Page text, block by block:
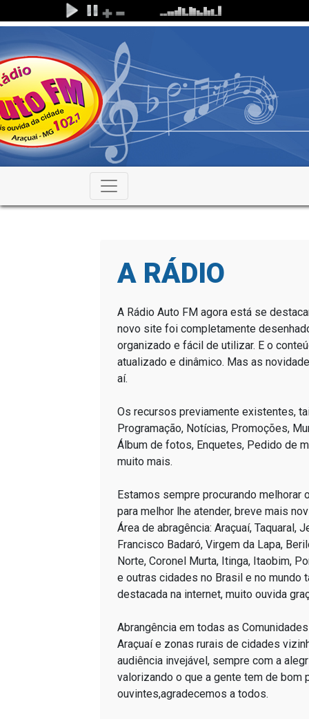
A RÁDIO
A Rádio Auto FM agora está se
novo site foi completamente
organizado e fácil de utilizar. E o
atualizado e dinâmico. Mas as
aí.
Os recursos previamente existentes,
Programação, Notícias, Promoções,
Álbum de fotos, Enquetes, Pedido de
muito mais.
Estamos sempre procurando melhorar
para melhor lhe atender, breve mais
Área de abragência: Araçuaí, Taquaral,
Francisco Badaró, Virgem da Lapa,
Norte, Coronel Murta, Itinga, Itaobim,
e outras cidades no Brasil e no mundo
destacada na internet, muito ouvida
Abrangência em todas as
Araçuaí e zonas rurais de cidades
audiência invejável, sempre com a
valorizando o que a gente tem de bom
ouvintes,agradecemos a todos.